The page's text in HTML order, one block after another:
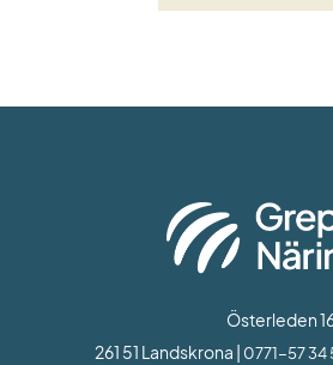
Österleden
261 51 Landskrona | 0771-57 34